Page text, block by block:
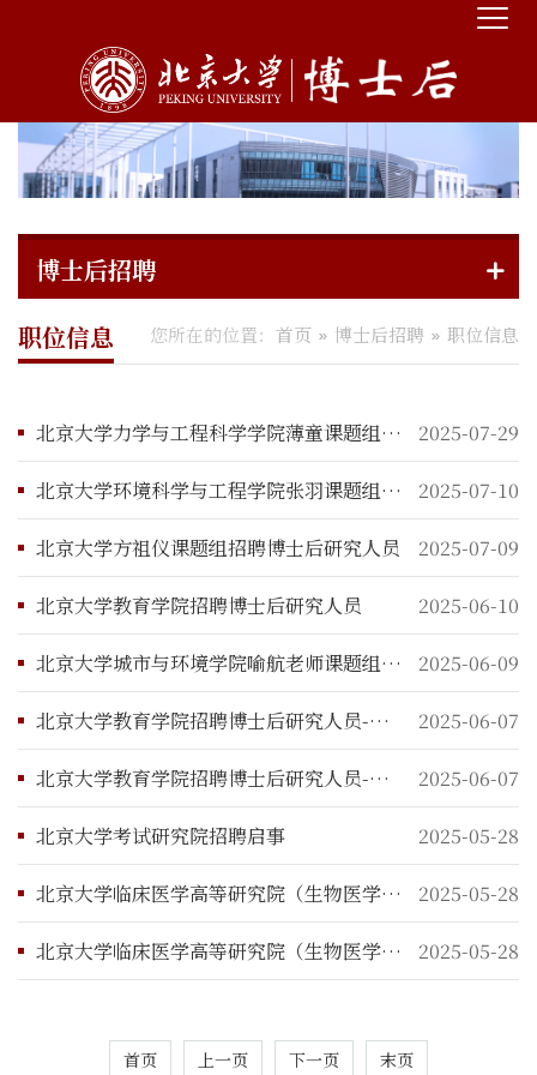
博士后招聘
您所在的位置： 首页 博士后招聘 职位信息
职位信息
北京大学力学与工程科学学院薄童课题组招聘流体力学与海洋工程方向博士后 2025-07-29
北京大学环境科学与工程学院张羽课题组招聘博士后研究人员启事 2025-07-10
北京大学方祖仪课题组招聘博士后研究人员 2025-07-09
北京大学教育学院招聘博士后研究人员 2025-06-10
北京大学城市与环境学院喻航老师课题组招聘博士后研究人员启事 2025-06-09
北京大学教育学院招聘博士后研究人员-王维民、郭建如 2025-06-07
北京大学教育学院招聘博士后研究人员-郭建如、吴红斌 2025-06-07
北京大学考试研究院招聘启事 2025-05-28
北京大学临床医学高等研究院（生物医学工程研究中心）王存玉院士、张名姝课题组联合培养博士后招聘启事 2025-05-28
北京大学临床医学高等研究院（生物医学工程研究中心）高卫平课题组博士后招聘启事 2025-05-28
首页 上一页 下一页 末页